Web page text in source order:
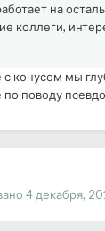
на
коллеги,
с конусом мы
поводу
4 декабря,